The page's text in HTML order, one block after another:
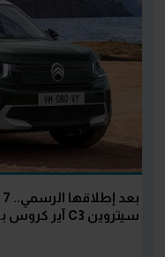
سيتروين C3 آير كروس بالسوق المصري